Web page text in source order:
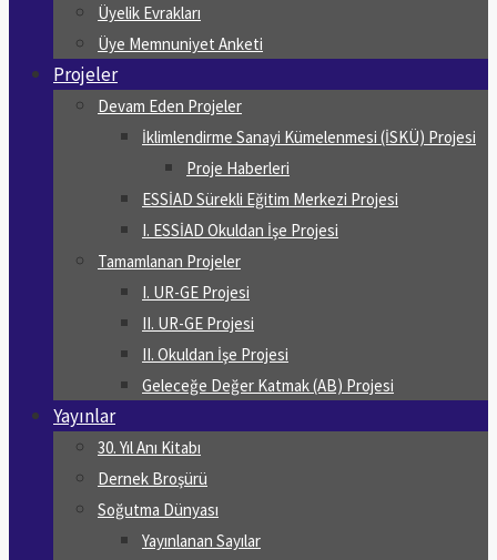
Üyelik Evrakları
Üye Memnuniyet Anketi
Projeler
Devam Eden Projeler
İklimlendirme Sanayi Kümelenmesi (İSKÜ) Projesi
Proje Haberleri
ESSİAD Sürekli Eğitim Merkezi Projesi
I. ESSİAD Okuldan İşe Projesi
Tamamlanan Projeler
I. UR-GE Projesi
II. UR-GE Projesi
II. Okuldan İşe Projesi
Geleceğe Değer Katmak (AB) Projesi
Yayınlar
30. Yıl Anı Kitabı
Dernek Broşürü
Soğutma Dünyası
Yayınlanan Sayılar